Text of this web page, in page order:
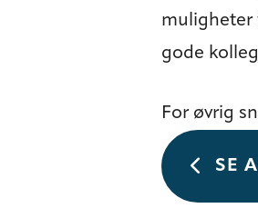
muligheter
gode
For øvrig
SE